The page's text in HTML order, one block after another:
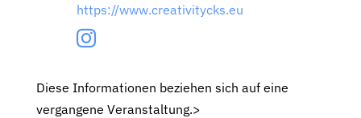
https://www.creativitycks.eu
Diese Informationen beziehen sich auf eine
vergangene Veranstaltung.>